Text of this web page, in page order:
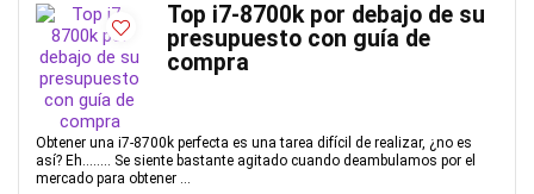
Top i7-8700k por debajo de su
presupuesto con guía de
compra
Obtener una i7-8700k perfecta es una tarea difícil de realizar, ¿no es
así? Eh…….. Se siente bastante agitado cuando deambulamos por el
mercado para obtener ...